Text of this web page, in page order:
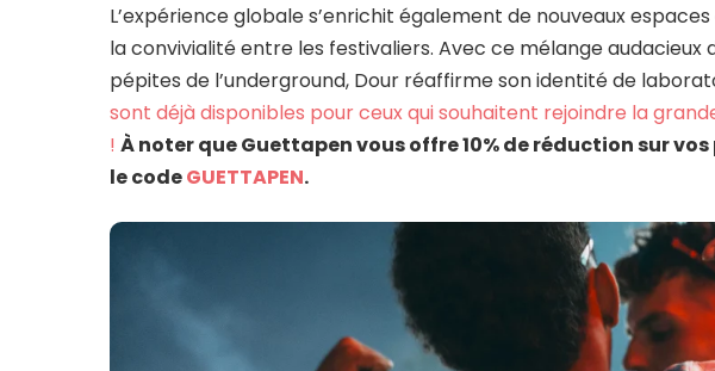
L’expérience globale s’enrichit également de nouveaux
la convivialité entre les festivaliers. Avec ce mélange audacieux
pépites de l’underground, Dour réaffirme son identité de
sont déjà disponibles pour ceux qui souhaitent rejoindre la
! À noter que Guettapen vous offre 10% de réduction sur vos
le codeGUETTAPEN.